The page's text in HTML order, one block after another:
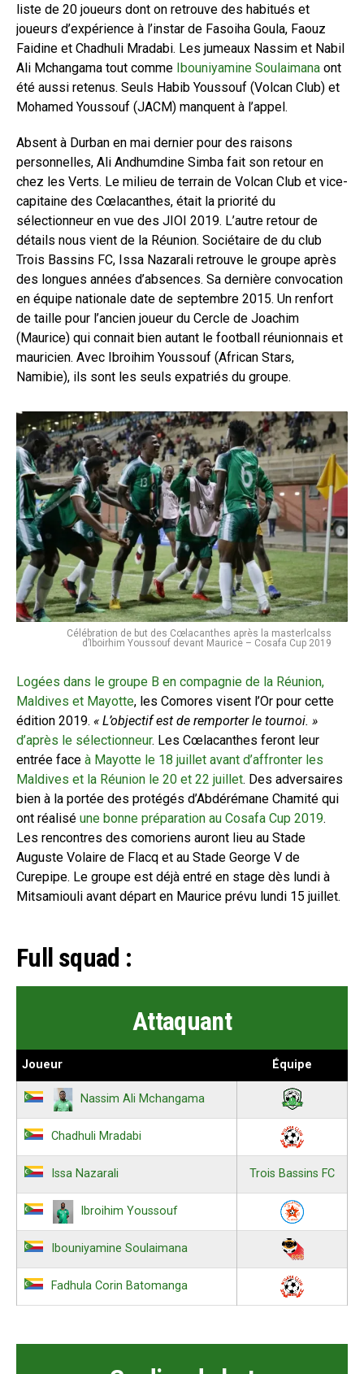
liste de 20 joueurs dont on retrouve des habitués et
joueurs d’expérience à l’instar de Fasoiha Goula, Faouz
Faidine et Chadhuli Mradabi. Les jumeaux Nassim et Nabil
Ali Mchangama tout comme Ibouniyamine Soulaimana ont
été aussi retenus. Seuls Habib Youssouf (Volcan Club) et
Mohamed Youssouf (JACM) manquent à l’appel.
Absent à Durban en mai dernier pour des raisons
personnelles, Ali Andhumdine Simba fait son retour en
chez les Verts. Le milieu de terrain de Volcan Club et vice-
capitaine des Cœlacanthes, était la priorité du
sélectionneur en vue des JIOI 2019. L’autre retour de
détails nous vient de la Réunion. Sociétaire de du club
Trois Bassins FC, Issa Nazarali retrouve le groupe après
des longues années d’absences. Sa dernière convocation
en équipe nationale date de septembre 2015. Un renfort
de taille pour l’ancien joueur du Cercle de Joachim
(Maurice) qui connait bien autant le football réunionnais et
mauricien. Avec Ibroihim Youssouf (African Stars,
Namibie), ils sont les seuls expatriés du groupe.
Célébration de but des Cœlacanthes après la masterlcalss
d’Iboirhim Youssouf devant Maurice – Cosafa Cup 2019
Logées dans le groupe B en compagnie de la Réunion,
Maldives et Mayotte, les Comores visent l’Or pour cette
édition 2019. « L’objectif est de remporter le tournoi. »
d’après le sélectionneur. Les Cœlacanthes feront leur
entrée face à Mayotte le 18 juillet avant d’affronter les
Maldives et la Réunion le 20 et 22 juillet. Des adversaires
bien à la portée des protégés d’Abdérémane Chamité qui
ont réalisé une bonne préparation au Cosafa Cup 2019.
Les rencontres des comoriens auront lieu au Stade
Auguste Volaire de Flacq et au Stade George V de
Curepipe. Le groupe est déjà entré en stage dès lundi à
Mitsamiouli avant départ en Maurice prévu lundi 15 juillet.
Full squad :
Attaquant
Joueur Équipe
Nassim Ali Mchangama
Chadhuli Mradabi
Issa Nazarali Trois Bassins FC
Ibroihim Youssouf
Ibouniyamine Soulaimana
Fadhula Corin Batomanga